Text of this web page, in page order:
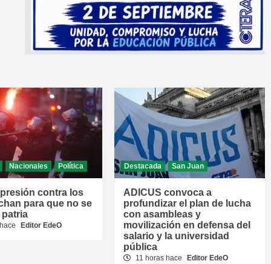
Nacionales Política
contra los
para que no se
patria
Editor EdeO
Destacada San Juan
ADICUS convoca a
profundizar el plan de lucha
con asambleas y
movilización en defensa del
salario y la universidad
pública
11 horas hace Editor EdeO